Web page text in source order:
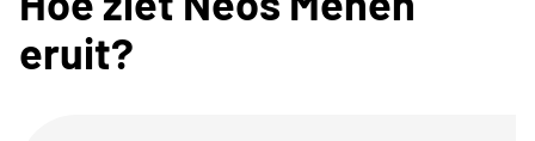
eruit?